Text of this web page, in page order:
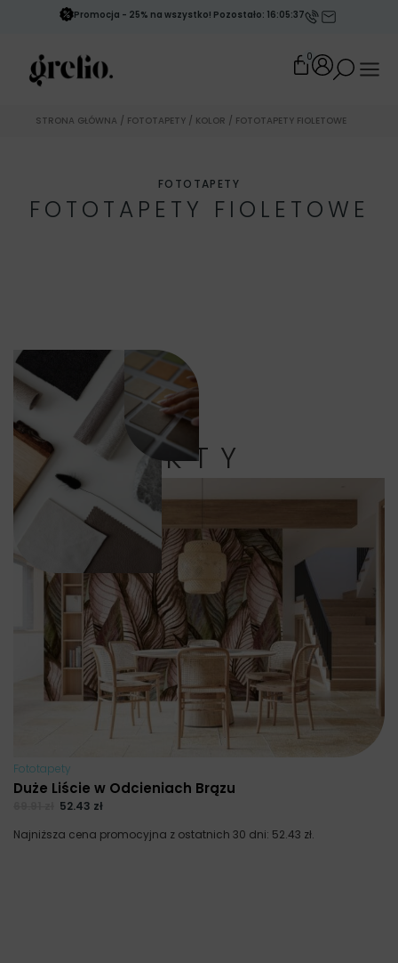
Promocja - 25% na wszystko! Pozostało: 16:05:35
0
STRONA GŁÓWNA / FOTOTAPETY / KOLOR / FOTOTAPETY FIOLETOWE
FOTOTAPETY
FOTOTAPETY FIOLETOWE
PRODUKTY
Fototapety
Duże Liście w Odcieniach Brązu
52.43 zł
Najniższa cena promocyjna z ostatnich 30 dni: 52.43 zł.